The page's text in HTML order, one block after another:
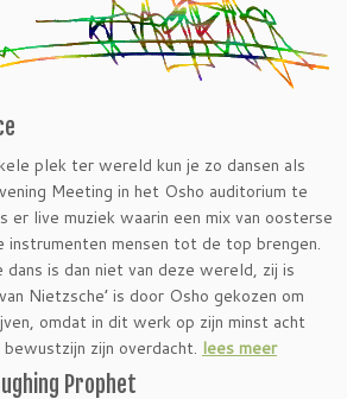
plek ter wereld kun je zo dansen als
Meeting in het Osho auditorium te
er live muziek waarin een mix van oosterse
instrumenten mensen tot de top brengen.
dans is dan niet van deze wereld, zij is
Nietzsche’ is door Osho gekozen om
omdat in dit werk op zijn minst acht
zijn overdacht. lees meer
Prophet